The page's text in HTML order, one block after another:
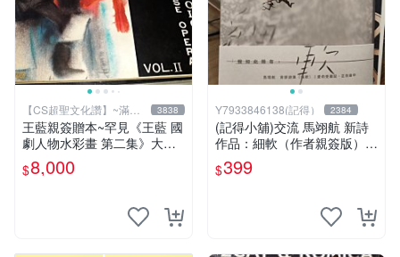
【CS超聖文化讚】~滿千
元送運
3838
王藍親簽贈本~罕見《王藍 國
劇人物水彩畫 第二集》大本
【 CS超聖文化讚】
$8,000
Y7933846138(記得） 2384
(記得小舖)交流 馬翊航 新詩
作品：細軟（作者親簽版）全
新 換張景嵐成語蕎張艾亞辜
莞允鄭家純等簽名寫真書
$399